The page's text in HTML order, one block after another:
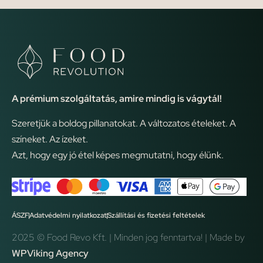
A prémium szolgáltatás, amire mindig is vágytál!
Szeretjük a boldog pillanatokat. A változatos ételeket. A
színeket. Az ízeket.
Azt, hogy egy jó étel képes megmutatni, hogy élünk.
ÁSZFAdatvédelmi nyilatkozatSzállítási és fizetési feltételek
2025 © Food Revo Kft. | Minden jog fenntartva! | Made by
WPViking Agency